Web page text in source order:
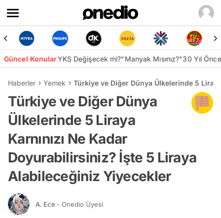
Güncel KonularYKS Değişecek mi?"Manyak Mısınız?"30 Yıl
Haberler Yemek Türkiye ve Diğer Dünya Ülkelerinde 5
Türkiye ve Diğer Dünya
Ülkelerinde 5 Liraya
Karnınızı Ne Kadar
Doyurabilirsiniz? İşte 5 Liraya
Alabileceğiniz Yiyecekler
A. Ece - Onedio Üyesi